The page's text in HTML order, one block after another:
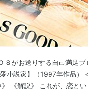
８がお送りする自己満足ブ
小説家】（1997年作品）
《解説》 これが、恋と